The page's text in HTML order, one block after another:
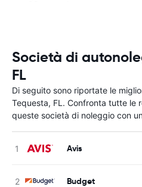
Società di
FL
Di seguito sono riportate le
Tequesta, FL. Confronta tutte le
queste società di noleggio con
Avis
Budget